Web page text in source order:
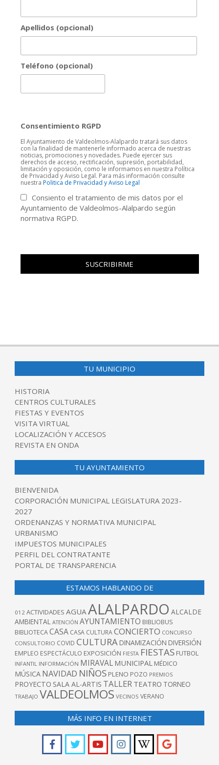
Apellidos (opcional)
Teléfono (opcional)
Consentimiento RGPD
El Ayuntamiento de Valdeolmos-Alalpardo tratará sus datos
con la finalidad de mantenerle informado acerca de nuestras
noticias, promociones y novedades. Puede ejercer sus
derechos de acceso, rectificación, supresión, portabilidad,
limitación y oposición, como le informamos en nuestra Política
de Privacidad y Aviso Legal. Para más información consulte
nuestra Politica de Privacidad y Aviso Legal
Consiento el tratamiento de mis datos por el
Ayuntamiento de Valdeolmos-Alalpardo según
normativa RGPD.
TU MUNICIPIO
HISTORIA
CENTROS CULTURALES
FIESTAS Y EVENTOS
VISITA VIRTUAL
LOCALIZACIÓN Y ACCESOS
REVISTA EN ONDA
TU AYUNTAMIENTO
BIENVENIDA
CORPORACIÓN MUNICIPAL LEGISLATURA 2023-
2027
ORDENANZAS Y NORMATIVA MUNICIPAL
URBANISMO
IMPUESTOS MUNICIPALES
PERFIL DEL CONTRATANTE
PORTAL DE TRANSPARENCIA
ESTAMOS HABLANDO DE
012 ACTIVIDADES AGUA ALALPARDO ALCALDE
AMBIENTAL ATENCIÓN AYUNTAMIENTO BIBLIOBUS
BIBLIOTECACASA CASA CULTURACONCIERTO CONCURSO
CONSULTORIO COVID CULTURA DINAMIZACIÓN DIVERSIÓN
EMPLEO ESPECTÁCULO EXPOSICIÓN FIESTA FIESTAS FUTBOL
INFANTIL INFORMACIÓN MIRAVAL MUNICIPAL MÉDICO
MÚSICA NAVIDAD NIÑOS PLENO POZO PREMIOS
PROYECTO SALA AL-ARTIS TALLER TEATRO TORNEO
TRABAJO VALDEOLMOS VECINOS VERANO
MÁS INFO EN INTERNET